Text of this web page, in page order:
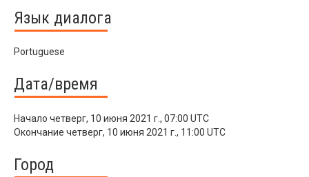
Язык диалога
Portuguese
Дата/время
Начало четверг, 10 июня 2021 г., 07:00 UTC
Окончание четверг, 10 июня 2021 г., 11:00 UTC
Город